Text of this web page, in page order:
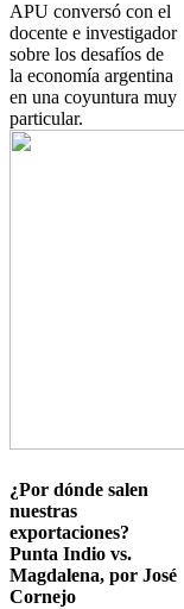
APU conversó con el
docente e investigador
sobre los desafíos de
la economía argentina
en una coyuntura muy
particular.
Imagen
¿Por dónde salen
nuestras
exportaciones?
Punta Indio vs.
Magdalena, por José
Cornejo